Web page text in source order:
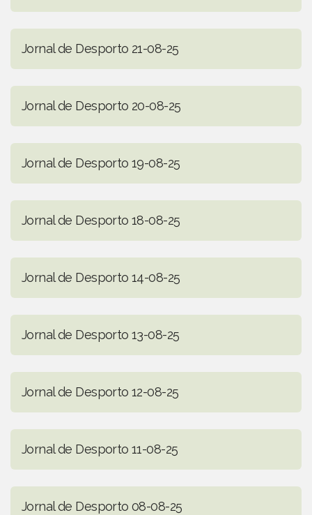
Jornal de Desporto 21-08-25
Jornal de Desporto 20-08-25
Jornal de Desporto 19-08-25
Jornal de Desporto 18-08-25
Jornal de Desporto 14-08-25
Jornal de Desporto 13-08-25
Jornal de Desporto 12-08-25
Jornal de Desporto 11-08-25
Jornal de Desporto 08-08-25